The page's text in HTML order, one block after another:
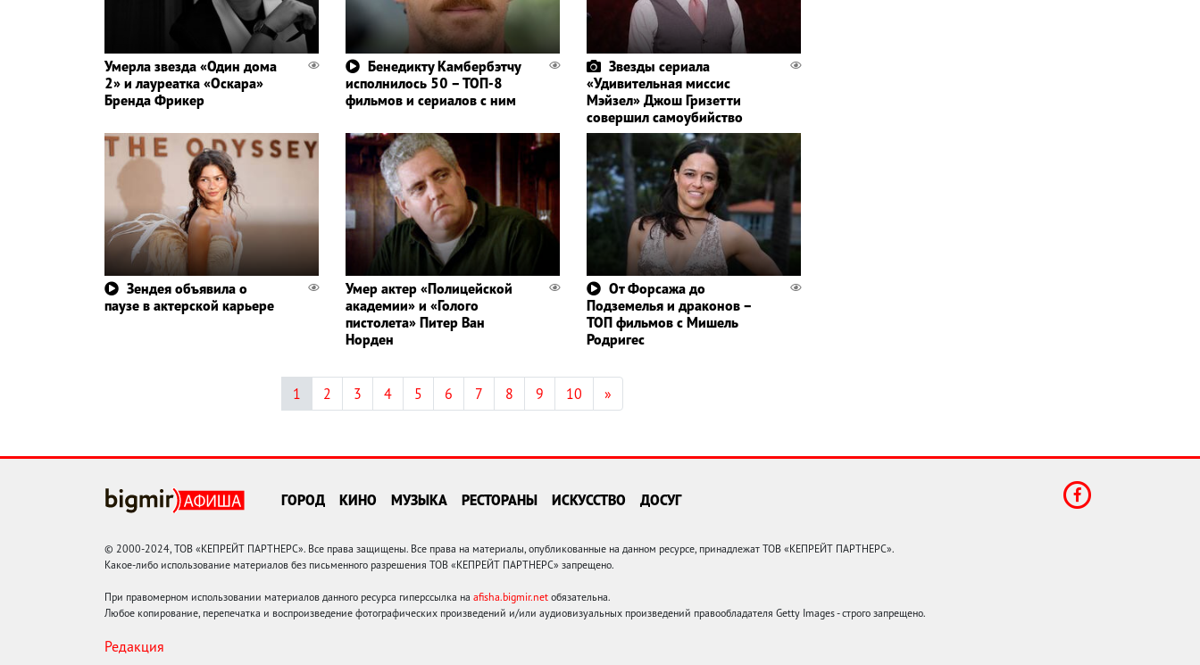
Умерла звезда «Один дома
2» и лауреатка «Оскара»
Бренда Фрикер
Бенедикту Камбербэтчу
исполнилось 50 – ТОП-8
фильмов и сериалов с ним
Звезды сериала
«Удивительная миссис
Мэйзел» Джош Гризетти
совершил самоубийство
Зендея объявила о
паузе в актерской карьере
Умер актер «Полицейской
академии» и «Голого
пистолета» Питер Ван
Норден
От Форсажа до
Подземелья и драконов –
ТОП фильмов с Мишель
Родригес
1 2 3 4 5 6 7 8 9 10 »
ГОРОД КИНО МУЗЫКА РЕСТОРАНЫ ИСКУССТВО ДОСУГ
© 2000-2024, ТОВ «КЕПРЕЙТ ПАРТНЕРС». Все права защищены. Все права на материалы, опубликованные на данном ресурсе, принадлежат ТОВ «КЕПРЕЙТ ПАРТНЕРС».
Какое-либо использование материалов без письменного разрешения ТОВ «КЕПРЕЙТ ПАРТНЕРС» запрещено.
При правомерном использовании материалов данного ресурса гиперссылка на afisha.bigmir.net обязательна.
Любое копирование, перепечатка и воспроизведение фотографических произведений и/или аудиовизуальных произведений правообладателя Getty Images - строго запрещено.
Редакция